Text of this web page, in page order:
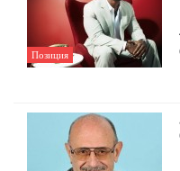
Позиция